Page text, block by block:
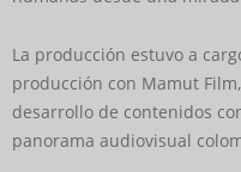
La producción estuvo a
producción con Mamut
desarrollo de contenidos
panorama audiovisual